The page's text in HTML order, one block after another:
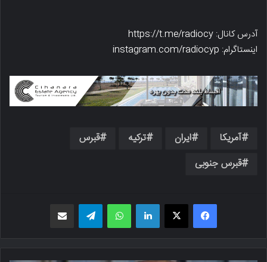
آدرس کانال: https://t.me/radiocy
اینستاگرام: instagram.com/radiocyp
آمریکا ایران ترکیه
قبرس
قبرس جنوبی
فیسبوک X لینکدین واتس اپ